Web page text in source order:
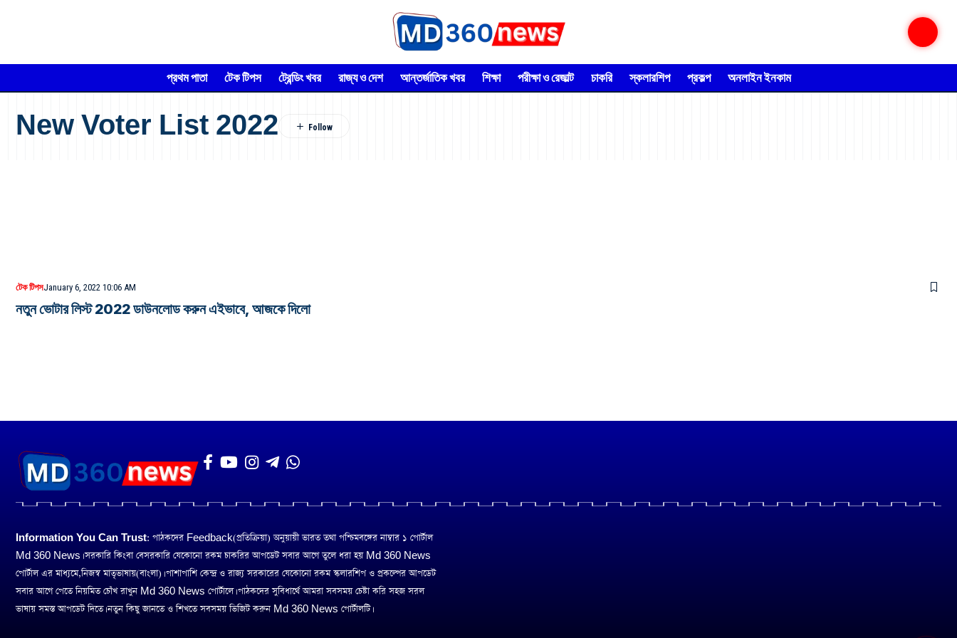
প্রথম পাতা টেক টিপস ট্রেন্ডিং খবর রাজ্য ও দেশ আন্তর্জাতিক খবর শিক্ষা পরীক্ষা ও রেজাল্ট চাকরি স্কলারশিপ প্রকল্প অনলাইন ইনকাম
New Voter List 2022
টেক টিপসJanuary 6, 2022 10:06 AM
নতুন ভোটার লিস্ট 2022 ডাউনলোড করুন এইভাবে, আজকে দিলো
Information You Can Trust: পাঠকদের Feedback(প্রতিক্রিয়া) অনুয়ায়ী ভারত তথা পশ্চিমবঙ্গের নাম্বার ১ পোর্টাল
Md 360 News। সরকারি কিংবা বেসরকারি যেকোনো রকম চাকরির আপডেট সবার আগে তুলে ধরা হয় Md 360 News
পোর্টাল এর মাধ্যমে,নিজস্ব মাতৃভাষায়(বাংলা)। পাশাপাশি কেন্দ্র ও রাজ্য সরকারের যেকোনো রকম স্কলারশিপ ও প্রকল্পের আপডেট
সবার আগে পেতে নিয়মিত চোঁখ রাখুন Md 360 News পোর্টালে। পাঠকদের সুবিধার্থে আমরা সবসময় চেষ্টা করি সহজ সরল
ভাষায় সমস্ত আপডেট দিতে। নতুন কিছু জানতে ও শিখতে সবসময় ভিজিট করুন Md 360 News পোর্টালটি।